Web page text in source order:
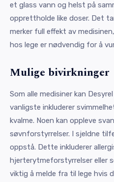
et glass vann og helst på
opprettholde like doser. Det
merker full effekt av
hos lege er nødvendig for å
Mulige bivirkninger
Som alle medisiner kan
vanligste inkluderer
kvalme. Noen kan oppleve
søvnforstyrrelser. I sjeldne
oppstå. Dette inkluderer
hjerterytmeforstyrrelser eller
viktig å melde fra til lege hvis